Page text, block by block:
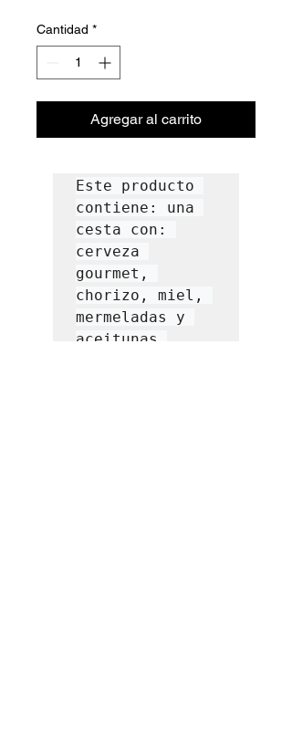
Cantidad *
Agregar al carrito
Este producto
contiene: una
cesta con:
cerveza
gourmet,
chorizo, miel,
mermeladas y
aceitunas.